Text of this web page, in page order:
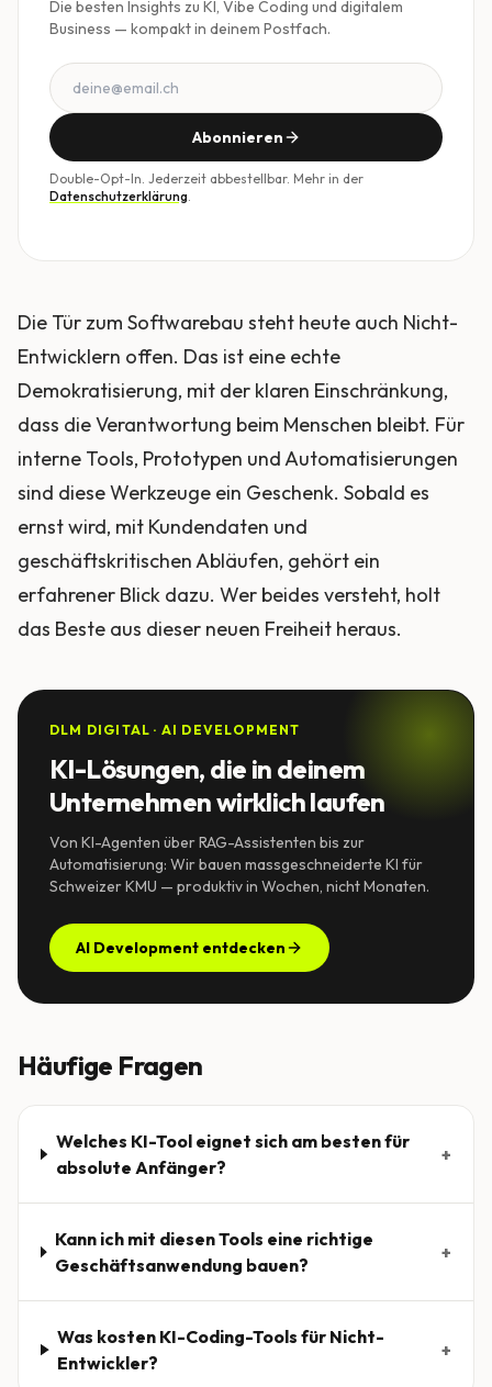
Die besten Insights zu KI, Vibe Coding und digitalem
Business — kompakt in deinem Postfach.
Abonnieren
Double-Opt-In. Jederzeit abbestellbar. Mehr in der
Datenschutzerklärung.
Die Tür zum Softwarebau steht heute auch Nicht-
Entwicklern offen. Das ist eine echte
Demokratisierung, mit der klaren Einschränkung,
dass die Verantwortung beim Menschen bleibt. Für
interne Tools, Prototypen und Automatisierungen
sind diese Werkzeuge ein Geschenk. Sobald es
ernst wird, mit Kundendaten und
geschäftskritischen Abläufen, gehört ein
erfahrener Blick dazu. Wer beides versteht, holt
das Beste aus dieser neuen Freiheit heraus.
DLM DIGITAL · AI DEVELOPMENT
KI-Lösungen, die in deinem
Unternehmen wirklich laufen
Von KI-Agenten über RAG-Assistenten bis zur
Automatisierung: Wir bauen massgeschneiderte KI für
Schweizer KMU — produktiv in Wochen, nicht Monaten.
AI Development entdecken
Häufige Fragen
Welches KI-Tool eignet sich am besten für
absolute Anfänger?
+
Kann ich mit diesen Tools eine richtige
Geschäftsanwendung bauen?
+
Was kosten KI-Coding-Tools für Nicht-
Entwickler?
+